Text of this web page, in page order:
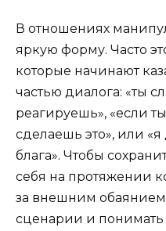
В отношениях
яркую форму. Часто
которые начинают
частью диалога: «ты
реагируешь», «если
сделаешь это», или
блага». Чтобы
себя на протяжении
за внешним
сценарии и понимать